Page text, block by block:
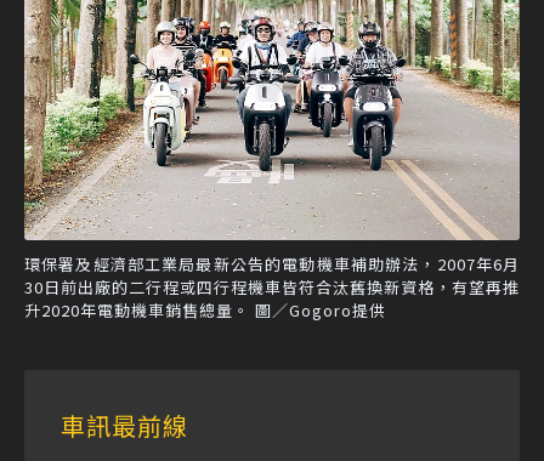
環保署及經濟部工業局最新公告的電動機車補助辦法，2007年6月
30日前出廠的二行程或四行程機車皆符合汰舊換新資格，有望再推
升2020年電動機車銷售總量。 圖／Gogoro提供
車訊最前線